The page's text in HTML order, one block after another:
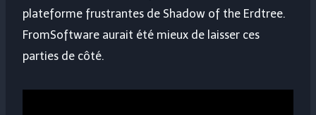
plateforme frustrantes de Shadow of the Erdtree.
FromSoftware aurait été mieux de laisser ces
parties de côté.